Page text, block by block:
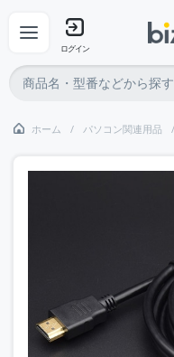
ログイン
ホーム パソコン関連用品